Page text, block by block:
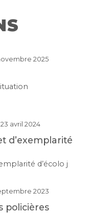
2025
avril 2024
d’exemplarité
d’écolo j
2023
policières